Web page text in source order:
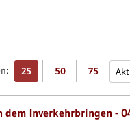
25 50 75
Inverkehrbringen -